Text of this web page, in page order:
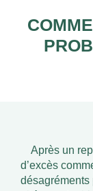
Après un
d’excès
désagréments